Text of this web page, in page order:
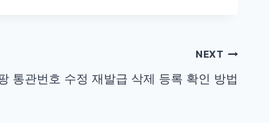
NEXT
통관번호 수정 재발급 삭제 등록 확인 방법